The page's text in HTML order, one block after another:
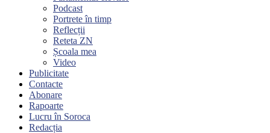
Podcast
Portrete în timp
Reflecții
Reteta ZN
Școala mea
Video
Publicitate
Contacte
Abonare
Rapoarte
Lucru în Soroca
Redacția